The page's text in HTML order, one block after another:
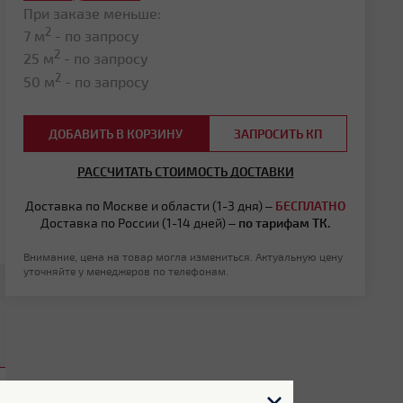
При заказе меньше:
7 м2 - по запросу
25 м2 - по запросу
50 м2 - по запросу
ДОБАВИТЬ В КОРЗИНУ ЗАПРОСИТЬ КП
РАССЧИТАТЬ СТОИМОСТЬ ДОСТАВКИ
Доставка по Москве и области (1-3 дня) – БЕСПЛАТНО
Доставка по России (1-14 дней) – по тарифам ТК.
Внимание, цена на товар могла измениться. Актуальную цену
уточняйте у менеджеров по телефонам.